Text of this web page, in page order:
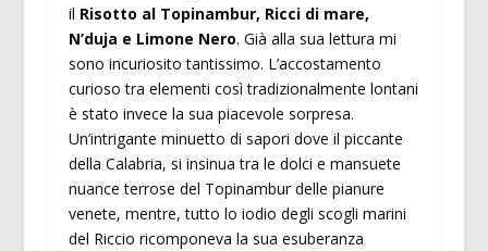
il Risotto al Topinambur, Ricci di mare,
N’duja e Limone Nero. Già alla sua lettura mi
sono incuriosito tantissimo. L’accostamento
curioso tra elementi così tradizionalmente lontani
è stato invece la sua piacevole sorpresa.
Un’intrigante minuetto di sapori dove il piccante
della Calabria, si insinua tra le dolci e mansuete
nuance terrose del Topinambur delle pianure
venete, mentre, tutto lo iodio degli scogli marini
del Riccio ricomponeva la sua esuberanza